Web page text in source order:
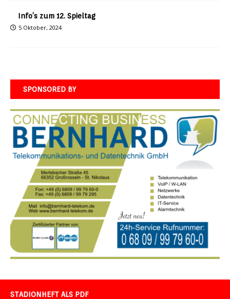
Info’s zum 12. Spieltag
5 Oktober, 2024
SPONSORED BY
STADIONHEFT ALS PDF